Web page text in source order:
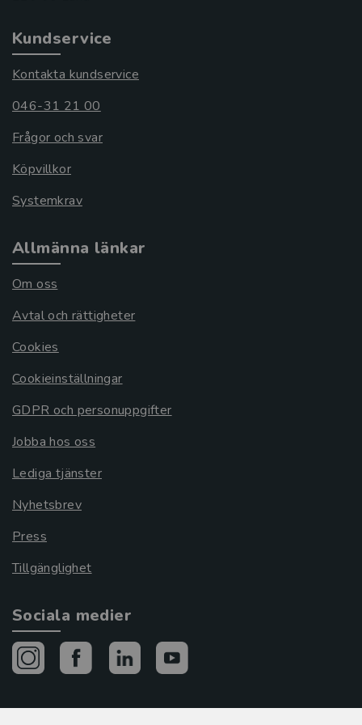
Kundservice
Kontakta kundservice
046-31 21 00
Frågor och svar
Köpvillkor
Systemkrav
Allmänna länkar
Om oss
Avtal och rättigheter
Cookies
Cookieinställningar
GDPR och personuppgifter
Jobba hos oss
Lediga tjänster
Nyhetsbrev
Press
Tillgänglighet
Sociala medier